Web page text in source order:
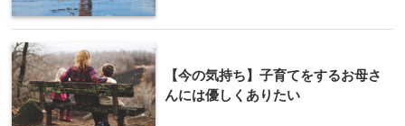
【今の気持ち】子育てをするお母さ
んには優しくありたい